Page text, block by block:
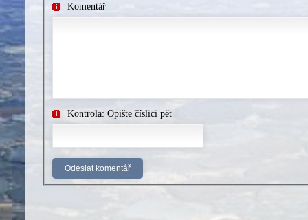
Komentář
Kontrola: Opište číslici pět